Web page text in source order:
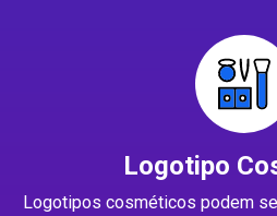
Logotipo
Logotipos cosméticos podem